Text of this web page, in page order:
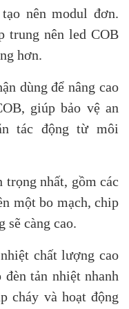
nên modul đơn.
trung nên led COB
hơn.
dùng để nâng cao
giúp bảo vệ an
tác động từ môi
trọng nhất, gồm các
một bo mạch, chip
sẽ càng cao.
chất lượng cao
tản nhiệt nhanh
cháy và hoạt động